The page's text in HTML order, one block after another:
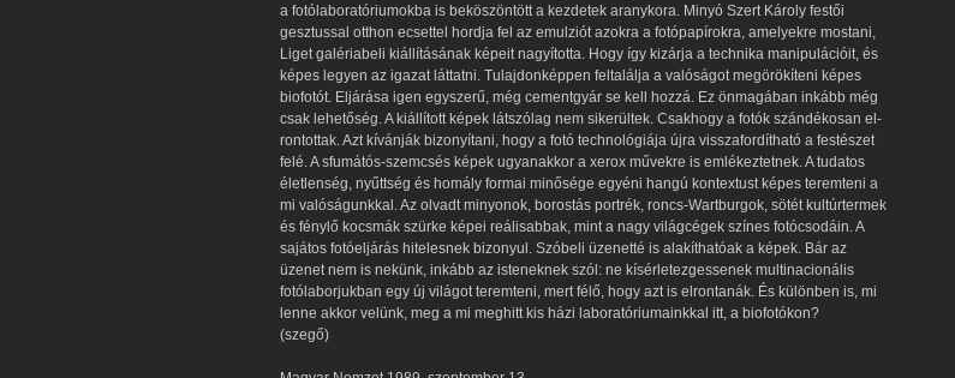
a fotólaboratóriumokba is beköszöntött a kezdetek aranykora. Minyó Szert Károly festői
gesztussal otthon ecsettel hordja fel az emulziót azokra a fotópapírokra, amelyekre mostani,
Liget galériabeli kiállításának képeit nagyította. Hogy így kizárja a technika manipulációit, és
képes legyen az igazat láttatni. Tulajdonképpen feltalálja a valóságot megörökíteni képes
biofotót. Eljárása igen egyszerű, még cementgyár se kell hozzá. Ez önmagában inkább még
csak lehetőség. A kiállított képek látszólag nem sikerültek. Csakhogy a fotók szándékosan el-
rontottak. Azt kívánják bizonyítani, hogy a fotó technológiája újra visszafordítható a festészet
felé. A sfumátós-szemcsés képek ugyanakkor a xerox művekre is emlékeztetnek. A tudatos
életlenség, nyűttség és homály formai minősége egyéni hangú kontextust képes teremteni a
mi valóságunkkal. Az olvadt minyonok, borostás portrék, roncs-Wartburgok, sötét kultúrtermek
és fénylő kocsmák szürke képei reálisabbak, mint a nagy világcégek színes fotócsodáin. A
sajátos fotóeljárás hitelesnek bizonyul. Szóbeli üzenetté is alakíthatóak a képek. Bár az
üzenet nem is nekünk, inkább az isteneknek szól: ne kísérletezgessenek multinacionális
fotólaborjukban egy új világot teremteni, mert félő, hogy azt is elrontanák. És különben is, mi
lenne akkor velünk, meg a mi meghitt kis házi laboratóriumainkkal itt, a biofotókon?
(szegő)